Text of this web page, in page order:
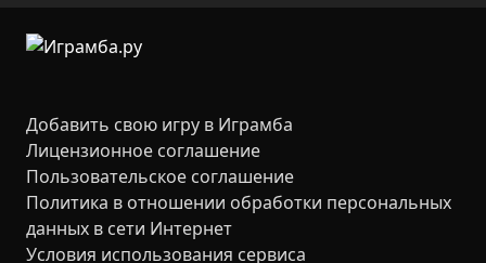
спешки.
Добавить свою игру в Играмба
Лицензионное соглашение
Пользовательское соглашение
Политика в отношении обработки персональных
данных в сети Интернет
Условия использования сервиса